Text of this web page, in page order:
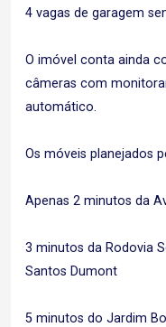
4 vagas de garagem
O imóvel conta ainda
câmeras com
automático.
Os móveis planejados
Apenas 2 minutos da
3 minutos da Rodovia
Santos Dumont
5 minutos do Jardim